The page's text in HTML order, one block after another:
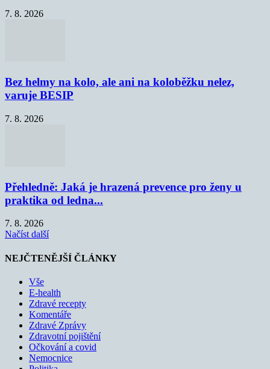
7. 8. 2026
Bez helmy na kolo, ale ani na koloběžku nelez,
varuje BESIP
7. 8. 2026
Přehledně: Jaká je hrazená prevence pro ženy u
praktika od ledna...
7. 8. 2026
Načíst další
NEJČTENĚJŠÍ ČLÁNKY
Vše
E-health
Zdravé recepty
Komentáře
Zdravé Zprávy
Zdravotní pojištění
Očkování a covid
Nemocnice